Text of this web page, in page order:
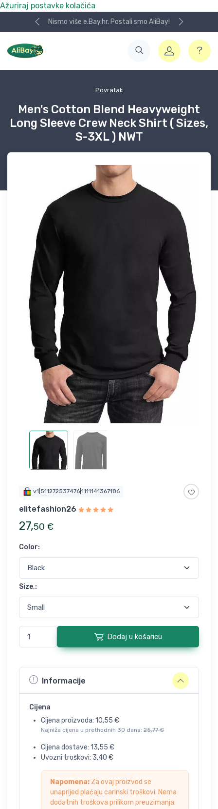
Ažuriraj postavke kolačića
Nismo više e.Bay.hr. Postali smo AliBay!
Povratak
Men's Cotton Blend Heavyweight
Long Sleeve Crew Neck Shirt ( Sizes,
S-3XL ) NWT
v1|511272537476|1111141367186
elitefashion26
27,50 €
Color:
Size,:
Dodaj u košaricu
Informacije
Cijena
Cijena proizvoda: 10,55 €
Najniža cijena u prethodnih 30 dana: 25,77 €
Cijena dostave: 13,55 €
Uvozni troškovi: 3,40 €
Napomena: Za ovaj proizvod se
unaprijed plaćaju carinski troškovi. Nema
dodatnih troškova prilikom preuzimanja.